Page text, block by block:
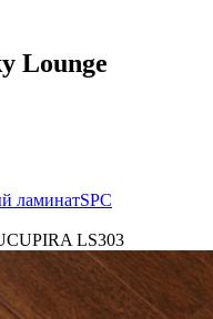
Lounge
ламинатSPC
LS303